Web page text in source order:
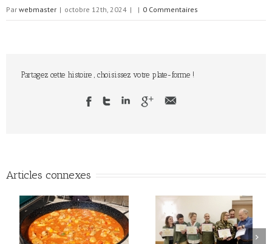
Par webmaster | octobre 12th, 2024 | | 0 Commentaires
Partagez cette histoire , choisissez votre plate-forme !
Articles connexes